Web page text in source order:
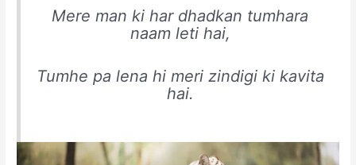
Mere man ki har dhadkan tumhara
naam leti hai,
Tumhe pa lena hi meri zindigi ki kavita
hai.